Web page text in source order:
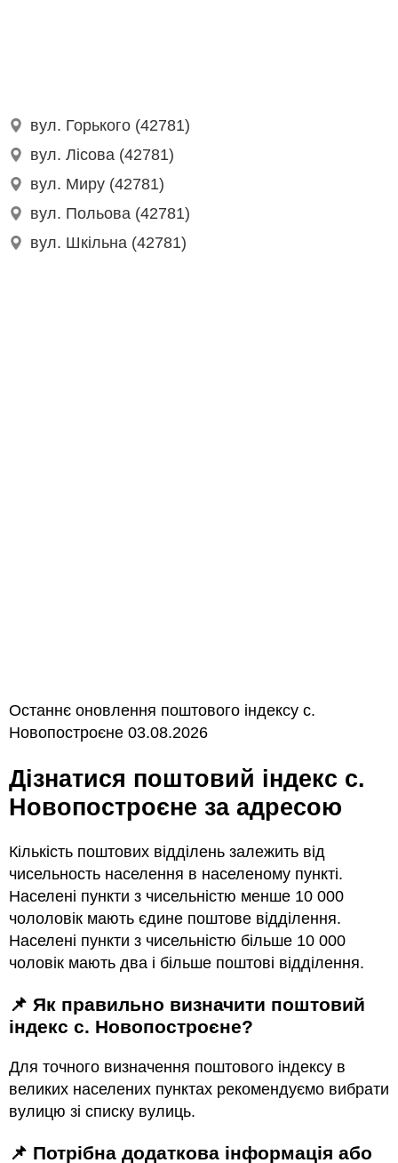
вул. Горького (42781)
вул. Лісова (42781)
вул. Миру (42781)
вул. Польова (42781)
вул. Шкільна (42781)
Останнє оновлення поштового індексу с.
Новопостроєне 03.08.2026
Дізнатися поштовий індекс с.
Новопостроєне за адресою
Кількість поштових відділень залежить від
чисельность населення в населеному пункті.
Населені пункти з чисельністю менше 10 000
чололовік мають єдине поштове відділення.
Населені пункти з чисельністю більше 10 000
чоловік мають два і більше поштові відділення.
📌 Як правильно визначити поштовий
індекс с. Новопостроєне?
Для точного визначення поштового індексу в
великих населених пунктах рекомендуємо вибрати
вулицю зі списку вулиць.
📌 Потрібна додаткова інформація або